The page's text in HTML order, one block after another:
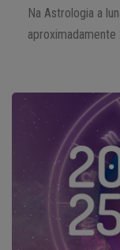
Na Astrologia a
aproximadamente